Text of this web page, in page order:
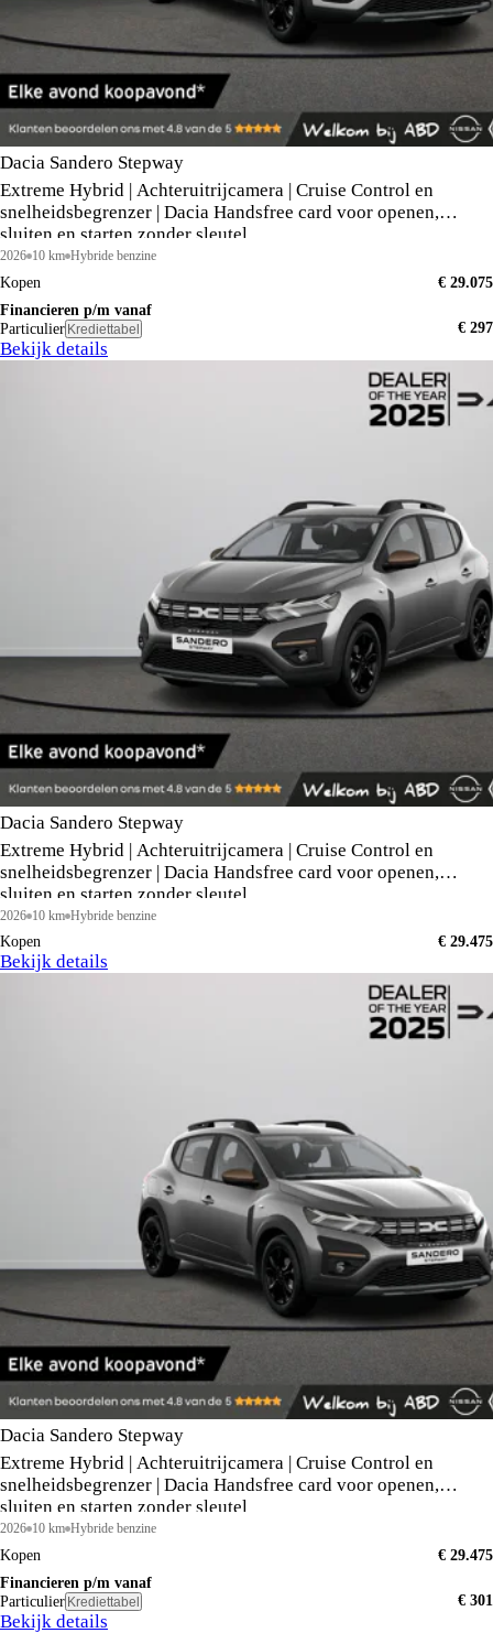
Dacia Sandero Stepway
Extreme Hybrid | Achteruitrijcamera | Cruise Control en
snelheidsbegrenzer | Dacia Handsfree card voor openen,
sluiten en starten zonder sleutel
2026 10 km Hybride benzine
Kopen
€ 29.075
Financieren p/m vanaf
Particulier Krediettabel € 297
Bekijk details
Dacia Sandero Stepway
Extreme Hybrid | Achteruitrijcamera | Cruise Control en
snelheidsbegrenzer | Dacia Handsfree card voor openen,
sluiten en starten zonder sleutel
2026 10 km Hybride benzine
Kopen € 29.475
Bekijk details
Dacia Sandero Stepway
Extreme Hybrid | Achteruitrijcamera | Cruise Control en
snelheidsbegrenzer | Dacia Handsfree card voor openen,
sluiten en starten zonder sleutel
2026 10 km Hybride benzine
Kopen
€ 29.475
Financieren p/m vanaf
Particulier Krediettabel € 301
Bekijk details